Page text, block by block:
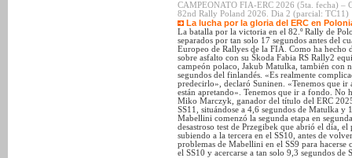
CAMPEONATO FIA-ERC 2026 (5ta. fecha) –
82nd Rally Poland 2026. Dia 2 (parcial: TC11)
La lucha por la gloria del ERC en
La batalla por la victoria en el 82.º Rally de
separados por tan solo 17 segundos antes del
Europeo de Rallyes de la FIA. Como ha hecho
sobre asfalto con su Škoda Fabia RS Rally2
campeón polaco, Jakub Matulka, también con
segundos del finlandés. «Es realmente
predecirlo», declaró Suninen. «Tenemos que
están apretando». Tenemos que ir a fondo. No
Miko Marczyk, ganador del título del ERC
SS11, situándose a 4,6 segundos de Matulka
Mabellini comenzó la segunda etapa en
desastroso test de Przegibek que abrió el día,
subiendo a la tercera en el SS10, antes de
problemas de Mabellini en el SS9 para
el SS10 y acercarse a tan solo 9,3 segundos de